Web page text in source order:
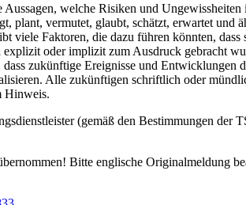
welche Risiken und
vermutet, glaubt, schätzt, erwartet und
viele Faktoren, die dazu führen könnten,
oder implizit zum Ausdruck gebracht
zukünftige Ereignisse und Entwicklungen
Alle zukünftigen schriftlich oder
Hinweis.
(gemäß den Bestimmungen
Bitte englische Originalmeldung